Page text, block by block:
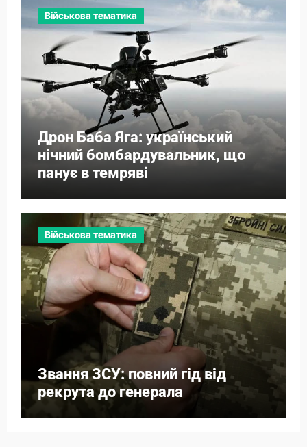
Військова тематика
Дрон Баба Яга: український
нічний бомбардувальник, що
панує в темряві
Військова тематика
Звання ЗСУ: повний гід від
рекрута до генерала